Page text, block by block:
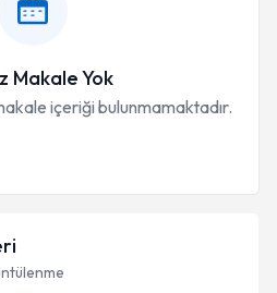
Makale Yok
içeriği bulunmamaktadır.